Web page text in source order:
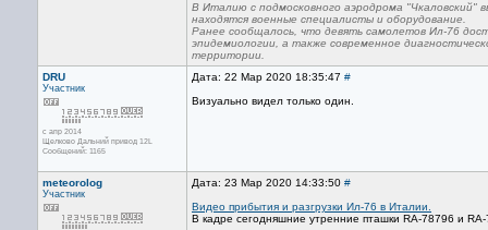
В Италию с подмосковного аэродрома
находятся военные специалисты и оборудование.
Ранее сообщалось, что девять самолетов Ил-76
эпидемиологии, а также современное
территории.
DRU
Участник
с апр 2014
Щелково Дальний привод 12L
Сообщений: 1165
Дата: 22 Мар 2020 18:35:47 #
Визуально видел только один.
meteorolog
Участник
Дата: 23 Мар 2020 14:33:50 #
Видео прибытия и разгрузки Ил-76 в Италии.
В кадре сегодняшние утренние пташки RA-78796 и